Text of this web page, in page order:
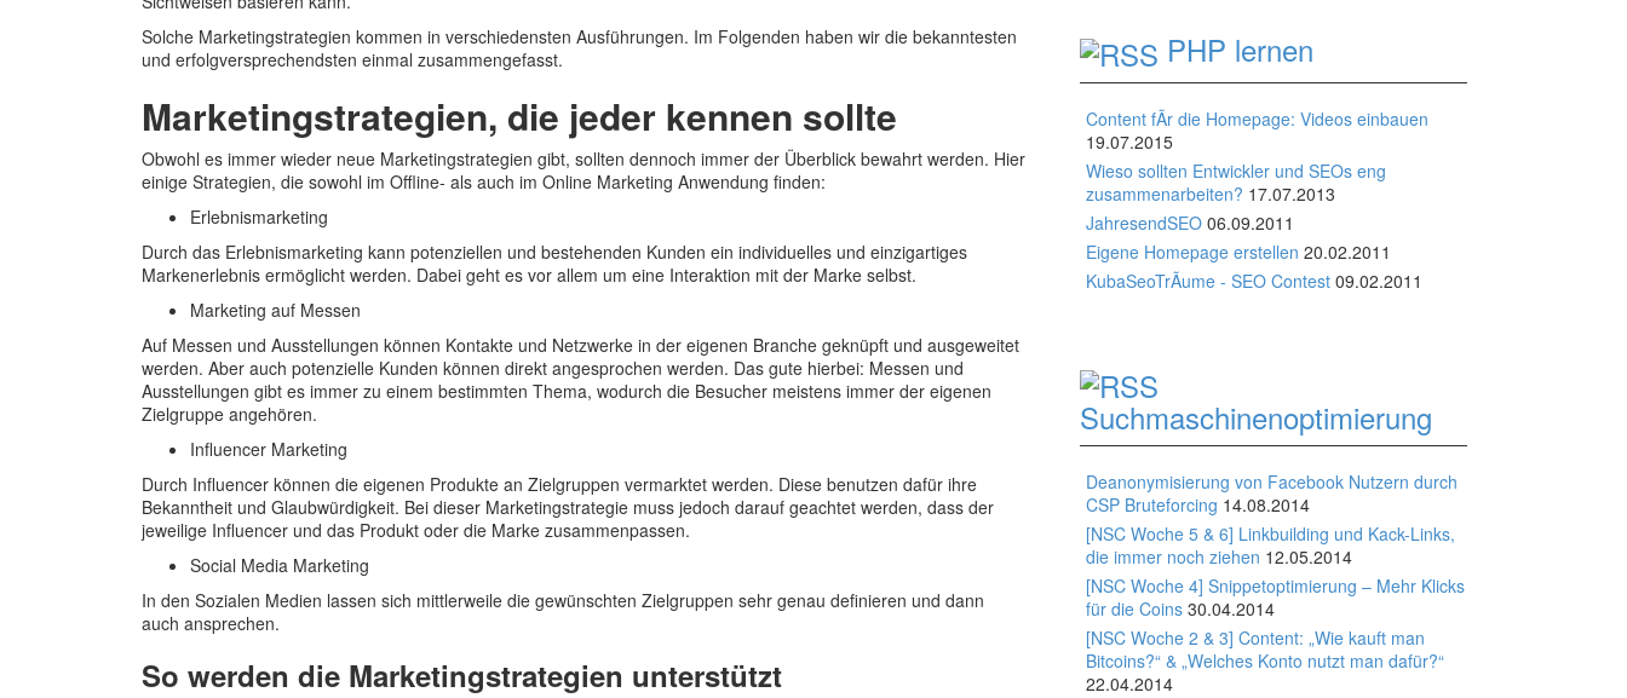
Solche Marketingstrategien kommen in verschiedensten Ausführungen. Im Folgenden haben wir die bekanntesten
und erfolgversprechendsten einmal zusammengefasst.
Marketingstrategien, die jeder kennen sollte
Obwohl es immer wieder neue Marketingstrategien gibt, sollten dennoch immer der Überblick bewahrt werden. Hier
einige Strategien, die sowohl im Offline- als auch im Online Marketing Anwendung finden:
Erlebnismarketing
Durch das Erlebnismarketing kann potenziellen und bestehenden Kunden ein individuelles und einzigartiges
Markenerlebnis ermöglicht werden. Dabei geht es vor allem um eine Interaktion mit der Marke selbst.
Marketing auf Messen
Auf Messen und Ausstellungen können Kontakte und Netzwerke in der eigenen Branche geknüpft und ausgeweitet
werden. Aber auch potenzielle Kunden können direkt angesprochen werden. Das gute hierbei: Messen und
Ausstellungen gibt es immer zu einem bestimmten Thema, wodurch die Besucher meistens immer der eigenen
Zielgruppe angehören.
Influencer Marketing
Durch Influencer können die eigenen Produkte an Zielgruppen vermarktet werden. Diese benutzen dafür ihre
Bekanntheit und Glaubwürdigkeit. Bei dieser Marketingstrategie muss jedoch darauf geachtet werden, dass der
jeweilige Influencer und das Produkt oder die Marke zusammenpassen.
Social Media Marketing
In den Sozialen Medien lassen sich mittlerweile die gewünschten Zielgruppen sehr genau definieren und dann
auch ansprechen.
So werden die Marketingstrategien unterstützt
PHP lernen
Content fÃr die Homepage: Videos einbauen
19.07.2015
Wieso sollten Entwickler und SEOs eng
zusammenarbeiten? 17.07.2013
JahresendSEO 06.09.2011
Eigene Homepage erstellen 20.02.2011
KubaSeoTrÃume - SEO Contest 09.02.2011
Suchmaschinenoptimierung
Deanonymisierung von Facebook Nutzern durch
CSP Bruteforcing 14.08.2014
[NSC Woche 5 & 6] Linkbuilding und Kack-Links,
die immer noch ziehen 12.05.2014
[NSC Woche 4] Snippetoptimierung – Mehr Klicks
für die Coins 30.04.2014
[NSC Woche 2 & 3] Content: „Wie kauft man
Bitcoins?“ & „Welches Konto nutzt man dafür?“
22.04.2014